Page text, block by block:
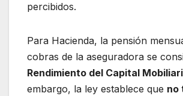
percibidos.
Para Hacienda, la pensión
cobras de la aseguradora se
Rendimiento del Capital
embargo, la ley establece que no